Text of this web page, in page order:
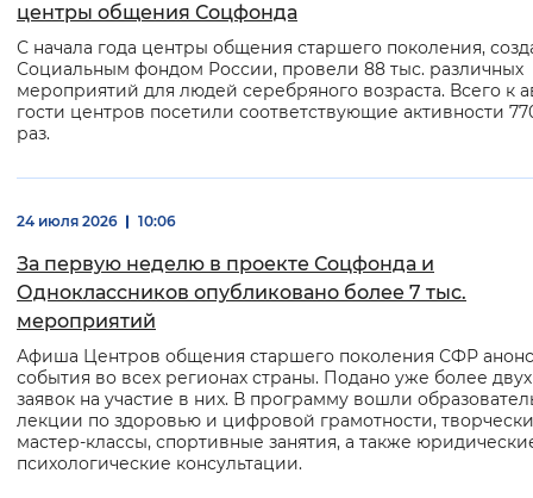
Монохромный Инверсивный
Синий фон
Звуковой ассистент
Воспроизвести
Вернуть стандартные настройки
центры общения Соцфонда
С начала года центры общения старшего поколения,
Социальным фондом России, провели 88 тыс. различных
мероприятий для людей серебряного возраста. Всего к
гости центров посетили соответствующие активности
раз.
24 июля 2026 10:06
За первую неделю в проекте Соцфонда и
Одноклассников опубликовано более 7 тыс.
мероприятий
Афиша Центров общения старшего поколения СФР
события во всех регионах страны. Подано уже более
заявок на участие в них. В программу вошли
лекции по здоровью и цифровой грамотности,
мастер-классы, спортивные занятия, а также
психологические консультации.